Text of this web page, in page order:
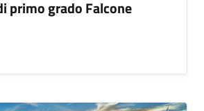
primo grado Falcone